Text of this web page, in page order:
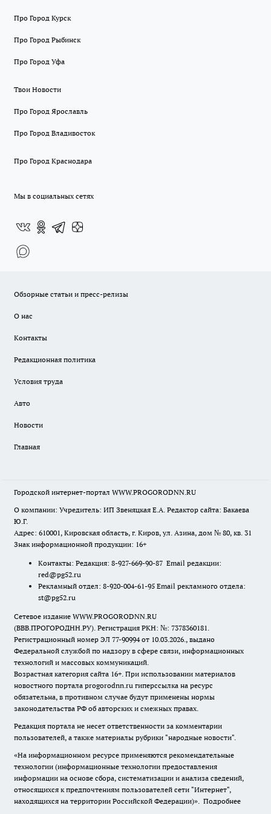
Про Город Курск
Про Город Рыбинск
Про Город Уфа
Твои Новости
Про Город Ярославль
Про Город Владивосток
Про Город Краснодара
Мы в социальных сетях
Обзорные статьи и пресс-релизы
О нас
Контакты
Редакционная политика
Условия труда
Авто
Новости
Главная
Городской интернет-портал WWW.PROGORODNN.RU
О компании: Учредитель: ИП Звеняцкая Е.А. Редактор сайта: Бакаева
Ю.Г.
Адрес: 610001, Кировская область, г. Киров, ул. Азина, дом № 80, кв. 31
Знак информационной продукции: 16+
Контакты: Редакция: 8-927-669-90-87 Email редакции:
red@pg52.ru
Рекламный отдел: 8-920-004-61-95 Email рекламного отдела:
st@pg52.ru
Сетевое издание WWW.PROGORODNN.RU
(ВВВ.ПРОГОРОДНН.РУ). Регистрация РКН: №: 7378360181.
Регистрационный номер ЭЛ 77-90994 от 10.03.2026., выдано
Федеральной службой по надзору в сфере связи, информационных
технологий и массовых коммуникаций.
Возрастная категория сайта 16+. При использовании материалов
новостного портала progorodnn.ru гиперссылка на ресурс
обязательна, в противном случае будут применены нормы
законодательства РФ об авторских и смежных правах.
Редакция портала не несет ответственности за комментарии
пользователей, а также материалы рубрики "народные новости".
«На информационном ресурсе применяются рекомендательные
технологии (информационные технологии предоставления
информации на основе сбора, систематизации и анализа сведений,
относящихся к предпочтениям пользователей сети "Интернет",
находящихся на территории Российской Федерации)». Подробнее